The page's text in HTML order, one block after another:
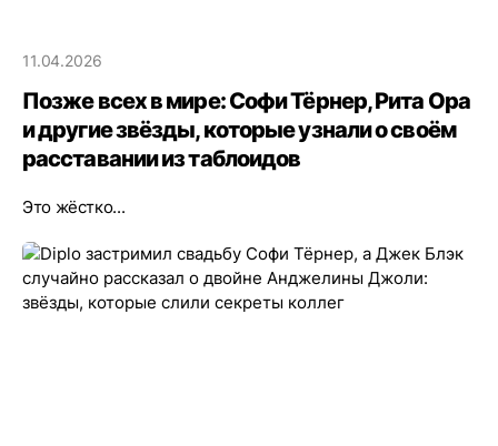
11.04.2026
Позже всех в мире: Софи Тёрнер, Рита Ора
и другие звёзды, которые узнали о своём
расставании из таблоидов
Это жёстко...